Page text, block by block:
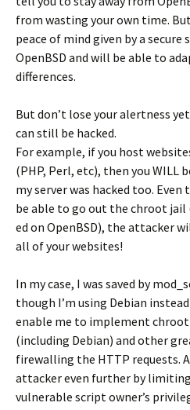
from wasting your own time.
peace of mind given by a secure
OpenBSD and will be able to
differences.
But don’t lose your alertness
can still be hacked.
For example, if you host
(PHP, Perl, etc), then you WILL
my server was hacked too.
be able to go out the chroot jail
ed on OpenBSD), the attacker
all of your websites!
In my case, I was saved by
though I’m using Debian
enable me to implement chroot
(including Debian) and other
firewalling the HTTP requests.
attacker even further by
vulnerable script owner’s